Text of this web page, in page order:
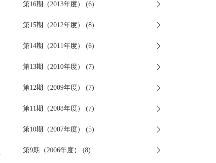
第16期（2013年度） (6)
第15期（2012年度） (8)
第14期（2011年度） (6)
第13期（2010年度） (7)
第12期（2009年度） (7)
第11期（2008年度） (7)
第10期（2007年度） (5)
第9期（2006年度） (8)